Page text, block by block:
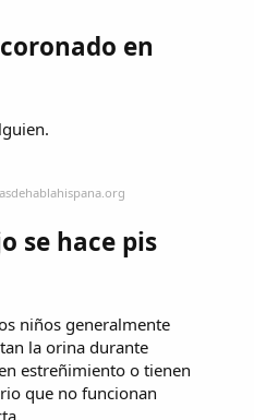
en
se hace pis
niños generalmente
la orina durante
estreñimiento o tienen
que no funcionan